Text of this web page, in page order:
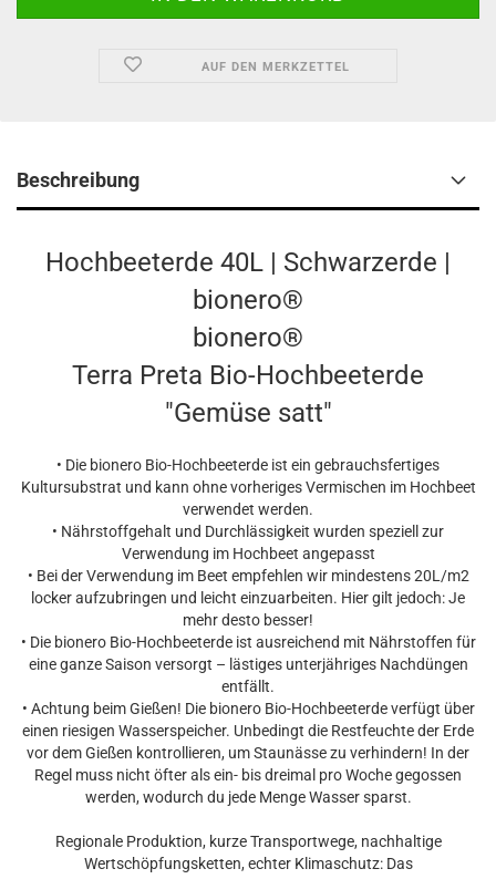
AUF DEN MERKZETTEL
Beschreibung
Hochbeeterde 40L | Schwarzerde |
bionero®
bionero®
Terra Preta Bio-Hochbeeterde
"Gemüse satt"
• Die bionero Bio-Hochbeeterde ist ein gebrauchsfertiges
Kultursubstrat und kann ohne vorheriges Vermischen im Hochbeet
verwendet werden.
• Nährstoffgehalt und Durchlässigkeit wurden speziell zur
Verwendung im Hochbeet angepasst
• Bei der Verwendung im Beet empfehlen wir mindestens 20L/m2
locker aufzubringen und leicht einzuarbeiten. Hier gilt jedoch: Je
mehr desto besser!
• Die bionero Bio-Hochbeeterde ist ausreichend mit Nährstoffen für
eine ganze Saison versorgt – lästiges unterjähriges Nachdüngen
entfällt.
• Achtung beim Gießen! Die bionero Bio-Hochbeeterde verfügt über
einen riesigen Wasserspeicher. Unbedingt die Restfeuchte der Erde
vor dem Gießen kontrollieren, um Staunässe zu verhindern! In der
Regel muss nicht öfter als ein- bis dreimal pro Woche gegossen
werden, wodurch du jede Menge Wasser sparst.
Regionale Produktion, kurze Transportwege, nachhaltige
Wertschöpfungsketten, echter Klimaschutz: Das